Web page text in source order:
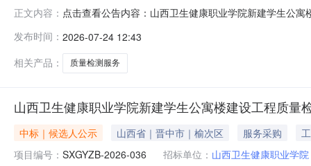
正文内容： 点击查看公告内容：山西卫生健康职业学院新建学生公
发布时间： 2026-07-24 12:43
相关产品：
质量检测服务
山西卫生健康职业学院新建学生公寓楼建设工程质量
中标｜候选人公示 山西省｜晋中市｜榆次区 服务采购
项目编号： SXGYZB-2026-036 招标单位： 山西卫生健康职业学院